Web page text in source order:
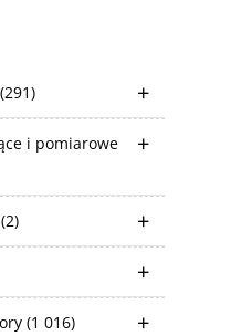
(291)
i pomiarowe
(2)
(1 016)